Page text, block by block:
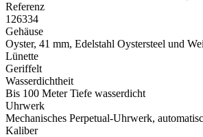
Referenz
126334
Gehäuse
Oyster, 41 mm, Edelstahl Oystersteel und
Lünette
Geriffelt
Wasserdichtheit
Bis 100 Meter Tiefe wasserdicht
Uhrwerk
Mechanisches Perpetual-Uhrwerk,
Kaliber